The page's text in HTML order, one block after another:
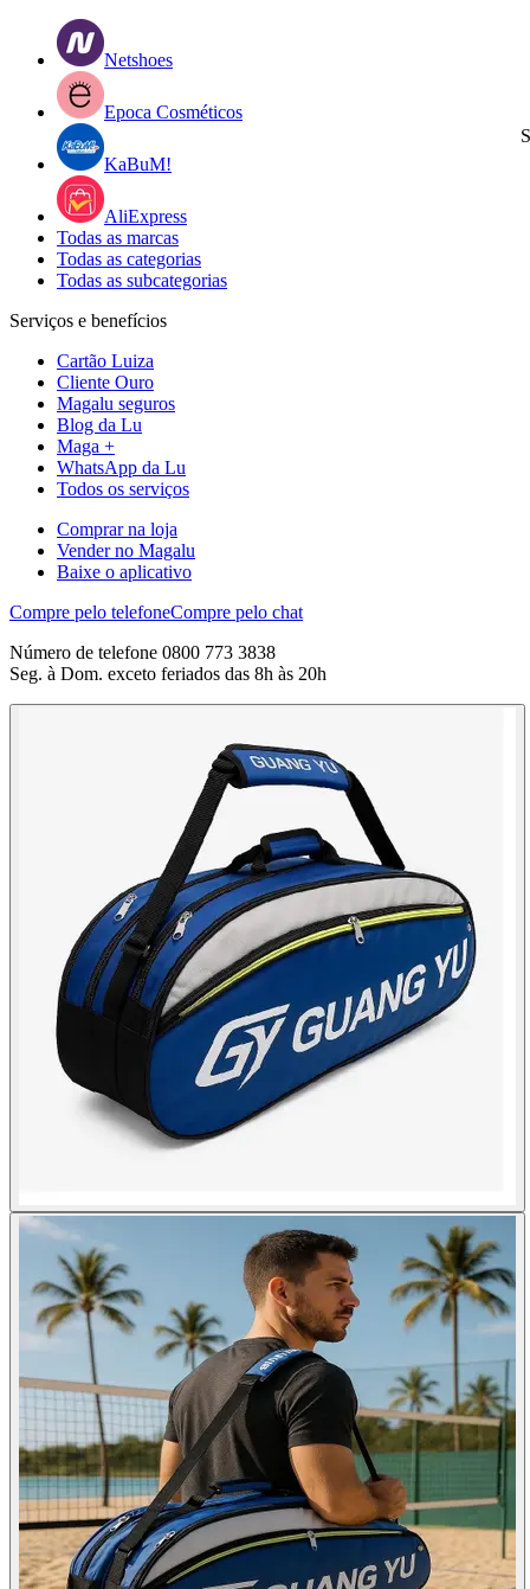
Netshoes
Epoca Cosméticos
KaBuM!
AliExpress
Todas as marcas
Todas as categorias
Todas as subcategorias
Serviços e benefícios
Cartão Luiza
Cliente Ouro
Magalu seguros
Blog da Lu
Maga +
WhatsApp da Lu
Todos os serviços
Comprar na loja
Vender no Magalu
Baixe o aplicativo
Compre pelo telefoneCompre pelo chat
Número de telefone 0800 773 3838
Seg. à Dom. exceto feriados das 8h às 20h